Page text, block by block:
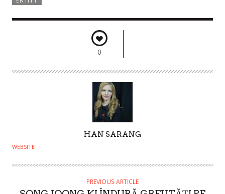
0
U
H
HAN SARANG
WEBSITE
PREVIOUS ARTICLE